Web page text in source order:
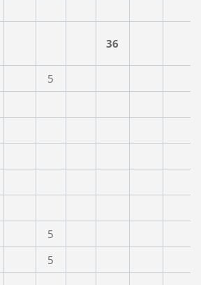
36
5
5
5